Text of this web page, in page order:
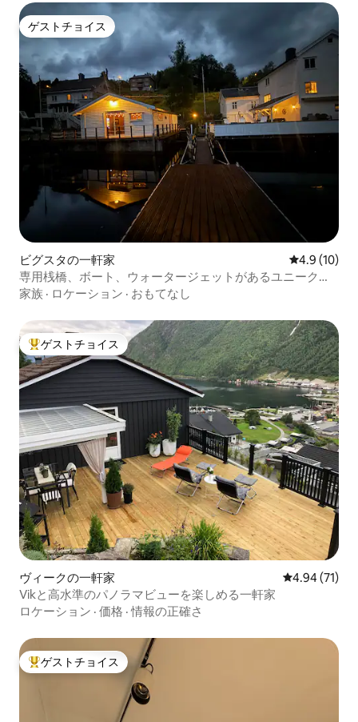
ゲストチョイス
ゲストチョイス
ビグスタの一軒家 レビュー10
4.9 (10)
専用桟橋、ボート、ウォータージェットがあるユニークな
ビーチの宝石
家族 · ロケーション · おもてなし
大好評のゲストチョイスです。
ゲストチョイス
ヴィークの一軒家 レビュー71
4.94 (71)
Vikと高水準のパノラマビューを楽しめる一軒家
ロケーション · 価格 ·情報の正確さ
大好評のゲストチョイスです。
ゲストチョイス